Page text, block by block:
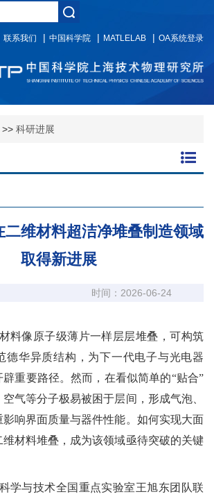
联系我们 中国科学院 MATLELAB OA系统登录
>> 科研进展
二维材料超洁净堆叠制造领域
取得新进展
时间：2026-06-24
料像原子级薄片一样层层堆叠，可构筑
德华异质结构，为下一代电子与光电器
重要路径。然而，在看似简单的“贴合”
气等分子极易被困于层间，形成气泡、
响界面质量与器件性能。如何实现大面
材料堆叠，成为该领域亟待突破的关键
学与技术全国重点实验室王旭东团队联